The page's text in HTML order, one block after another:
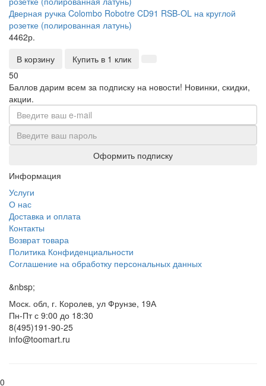
Дверная ручка Colombo Robotre CD91 RSB-OL на круглой
розетке (полированная латунь)
4462р.
В корзину
Купить в 1 клик
50
Баллов дарим всем за подписку на новости! Новинки, скидки,
акции.
Оформить подписку
Информация
Услуги
О нас
Доставка и оплата
Контакты
Возврат товара
Политика Конфиденциальности
Соглашение на обработку персональных данных
&nbsp;
Моск. обл, г. Королев, ул Фрунзе, 19А
Пн-Пт с 9:00 до 18:30
8(495)191-90-25
info@toomart.ru
0